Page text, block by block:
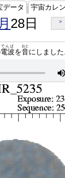
データ 宇宙カレ
28日 >
電波
でんぱ
を音
おと
にしました